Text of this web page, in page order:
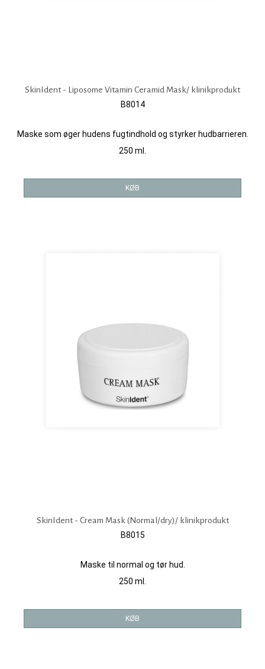
SkinIdent - Liposome Vitamin Ceramid Mask/ klinikprodukt
B8014
Maske som øger hudens fugtindhold og styrker hudbarrieren.
250 ml.
KØB
SkinIdent - Cream Mask (Normal/dry)/ klinikprodukt
B8015
Maske til normal og tør hud.
250 ml.
KØB